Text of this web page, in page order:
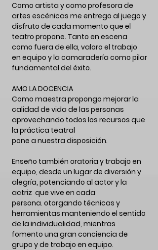
Como artista y como profesora de
artes escénicas me entrego al juego y
disfruto de cada momento que el
teatro propone. Tanto en escena
como fuera de ella, valoro el trabajo
en equipo y la camaradería como pilar
fundamental del éxito.
AMO LA DOCENCIA
Como maestra propongo mejorar la
calidad de vida de las personas
aprovechando todos los recursos que
la práctica teatral
pone a nuestra disposición.
Enseño también oratoria y trabajo en
equipo, desde un lugar de diversión y
alegría, potenciando al actor y la
actriz que vive en cada
persona. otorgando técnicas y
herramientas manteniendo el sentido
de la individualidad, mientras
fomento una gran conciencia de
grupo y de trabajo en equipo.